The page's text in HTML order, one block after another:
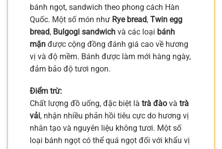
bánh ngọt, sandwich theo phong cách Hàn
Quốc. Một số món như Rye bread, Twin egg
bread, Bulgogi sandwich và các loại bánh
mặn được cộng đồng đánh giá cao về hương
vị và độ mềm. Bánh được làm mới hàng ngày,
đảm bảo độ tươi ngon.
Điểm trừ:
Chất lượng đồ uống, đặc biệt là trà đào và trà
vải, nhận nhiều phản hồi tiêu cực do hương vị
nhân tạo và nguyên liệu không tươi. Một số
loại bánh ngọt có thể quá ngọt đối với khẩu vị